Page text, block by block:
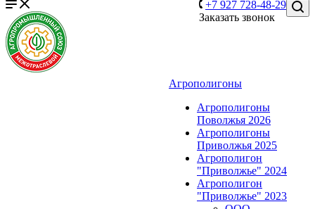
+7 927 728-48-29
Заказать звонок
Агрополигоны
Агрополигоны
Поволжья 2026
Агрополигоны
Приволжья 2025
Агрополигон
"Приволжье" 2024
Агрополигон
"Приволжье" 2023